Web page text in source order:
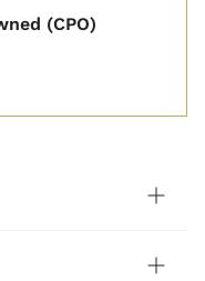
(CPO)